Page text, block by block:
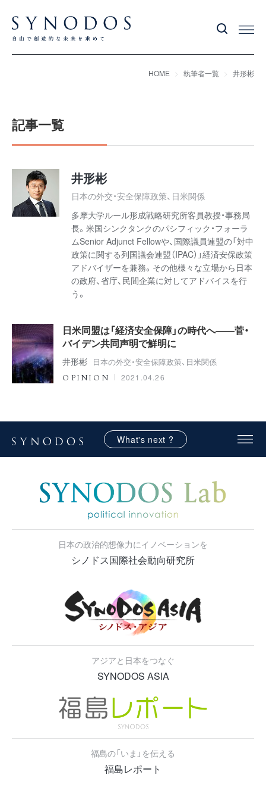
HOME 執筆者一覧 井形彬
記事一覧
井形彬
日本の外交・安全保障政策、日米関係
多摩大学ルール形成戦略研究所客員教授・事務局
長。米国シンクタンクのパシフィック・フォーラ
ムSenior Adjunct Fellowや、国際議員連盟の「対中
政策に関する列国議会連盟（IPAC）」経済安保政策
アドバイザーを兼務。その他様々な立場から日本
の政府、省庁、民間企業に対してアドバイスを行
う。
日米同盟は「経済安全保障」の時代へ――菅・
バイデン共同声明で鮮明に
井形彬 日本の外交・安全保障政策、日米関係
OPINION 2021.04.26
What's next ?
日本の政治的想像力にイノベーションを
シノドス国際社会動向研究所
アジアと日本をつなぐ
SYNODOS ASIA
福島の「いま」を伝える
福島レポート